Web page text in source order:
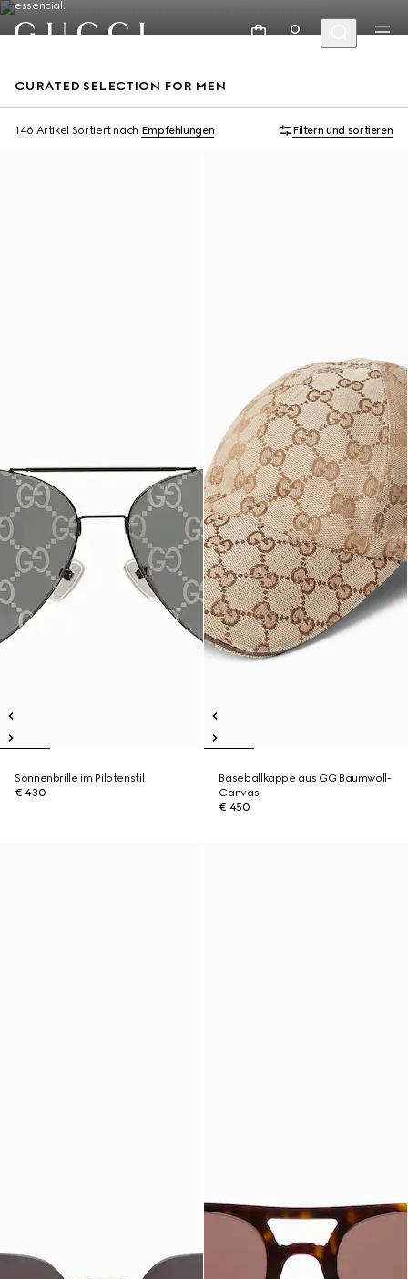
essencial.
CURATED SELECTION FOR MEN
146 Artikel Sortiert nach Empfehlungen Filtern und sortieren
Sonnenbrille im Pilotenstil
€ 430
Baseballkappe aus GG Baumwoll-
Canvas
€ 450